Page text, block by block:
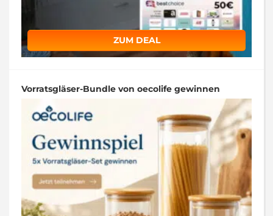
ZUM DEAL
Vorratsgläser-Bundle von oecolife gewinnen